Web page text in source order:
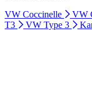
VW Coccinelle
VW
T3
VW Type 3